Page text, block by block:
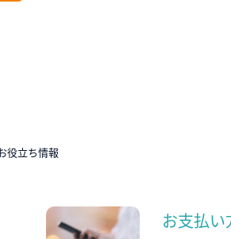
役立ち情報
お支払い